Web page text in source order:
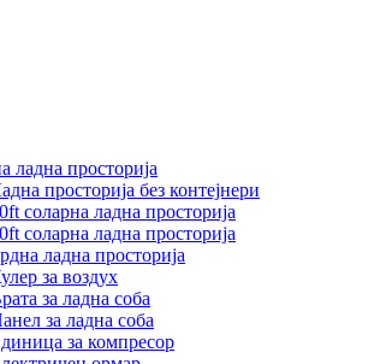
ладна просторија
просторија без контејнери
соларна ладна просторија
соларна ладна просторија
ладна просторија
за воздух
за ладна соба
за ладна соба
за компресор